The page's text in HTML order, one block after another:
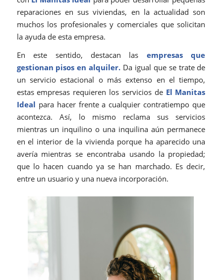
reparaciones en sus viviendas, en la actualidad son
muchos los profesionales y comerciales que solicitan
la ayuda de esta empresa.
En este sentido, destacan las empresas que
gestionan pisos en alquiler. Da igual que se trate de
un servicio estacional o más extenso en el tiempo,
estas empresas requieren los servicios de El Manitas
Ideal para hacer frente a cualquier contratiempo que
acontezca. Así, lo mismo reclama sus servicios
mientras un inquilino o una inquilina aún permanece
en el interior de la vivienda porque ha aparecido una
avería mientras se encontraba usando la propiedad;
que lo hacen cuando ya se han marchado. Es decir,
entre un usuario y una nueva incorporación.